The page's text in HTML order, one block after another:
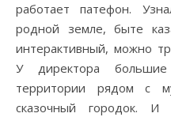
работает патефон.
родной земле, быте
интерактивный, можно
У директора
территории рядом с
сказочный городок. И